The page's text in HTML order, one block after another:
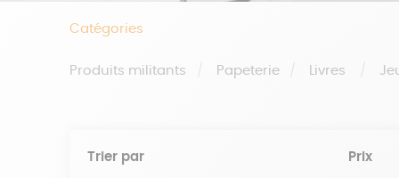
Catégories
Produits militants Papeterie Livres
Trier par Prix